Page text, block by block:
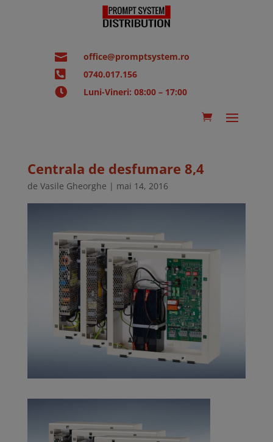
 office@promptsystem.ro
 0740.017.156
 Luni-Vineri: 08:00 – 17:00
Centrala de desfumare 8,4
de Vasile Gheorghe | mai 14, 2016